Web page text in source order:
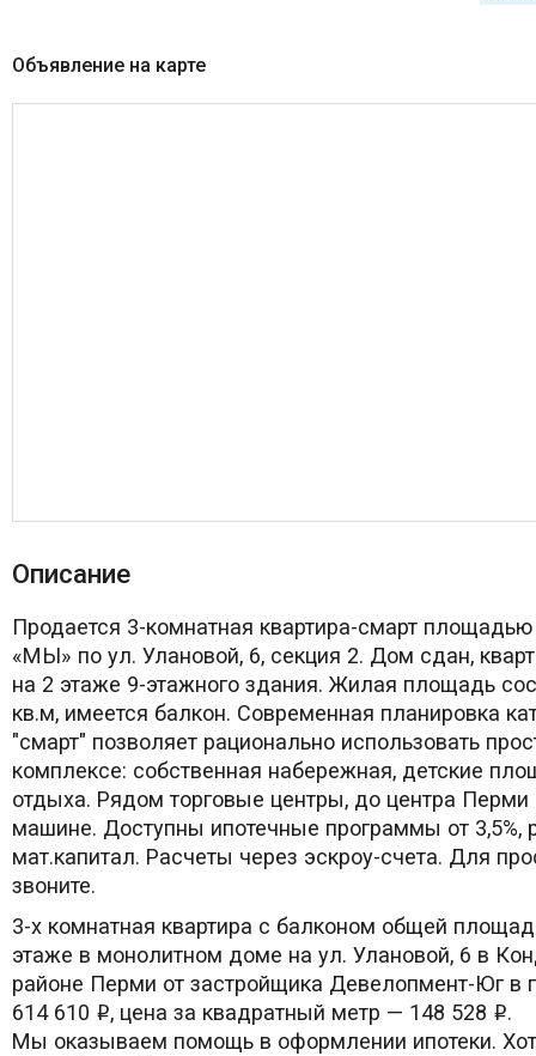
Объявление на карте
Описание
Продается 3-комнатная квартира-смарт
«МЫ» по ул. Улановой, 6, секция 2. Дом сдан,
на 2 этаже 9-этажного здания. Жилая площадь
кв.м, имеется балкон. Современная планировка
"смарт" позволяет рационально использовать
комплексе: собственная набережная, детские
отдыха. Рядом торговые центры, до центра Перми
машине. Доступны ипотечные программы от 3,5%,
мат.капитал. Расчеты через эскроу-счета. Для
звоните.
3-х комнатная квартира с балконом общей
этаже в монолитном доме на ул. Улановой, 6 в
районе Перми от застройщика Девелопмент-Юг в
614 610 i, цена за квадратный метр — 148 528 i.
Мы оказываем помощь в оформлении ипотеки.